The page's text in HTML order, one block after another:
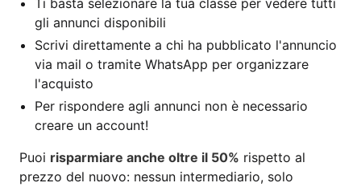
Ti basta selezionare la tua classe per vedere tutti
gli annunci disponibili
Scrivi direttamente a chi ha pubblicato l'annuncio
via mail o tramite WhatsApp per organizzare
l'acquisto
Per rispondere agli annunci non è necessario
creare un account!
Puoi risparmiare anche oltre il 50% rispetto al
prezzo del nuovo: nessun intermediario, solo